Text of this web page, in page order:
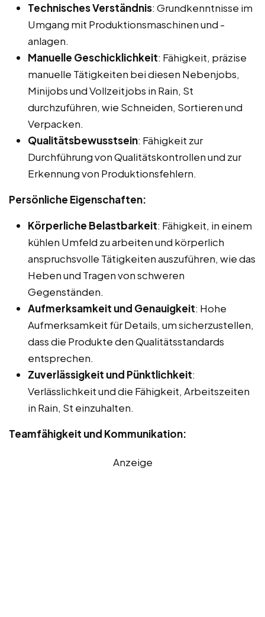
Technisches Verständnis: Grundkenntnisse im
Umgang mit Produktionsmaschinen und -
anlagen.
Manuelle Geschicklichkeit: Fähigkeit, präzise
manuelle Tätigkeiten bei diesen Nebenjobs,
Minijobs und Vollzeitjobs in Rain, St
durchzuführen, wie Schneiden, Sortieren und
Verpacken.
Qualitätsbewusstsein: Fähigkeit zur
Durchführung von Qualitätskontrollen und zur
Erkennung von Produktionsfehlern.
Persönliche Eigenschaften:
Körperliche Belastbarkeit: Fähigkeit, in einem
kühlen Umfeld zu arbeiten und körperlich
anspruchsvolle Tätigkeiten auszuführen, wie das
Heben und Tragen von schweren
Gegenständen.
Aufmerksamkeit und Genauigkeit: Hohe
Aufmerksamkeit für Details, um sicherzustellen,
dass die Produkte den Qualitätsstandards
entsprechen.
Zuverlässigkeit und Pünktlichkeit:
Verlässlichkeit und die Fähigkeit, Arbeitszeiten
in Rain, St einzuhalten.
Teamfähigkeit und Kommunikation:
Anzeige